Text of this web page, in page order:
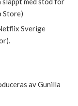
Store)
Sverige
av Gunilla